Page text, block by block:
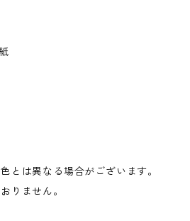
とは異なる場合がございます。
りません。